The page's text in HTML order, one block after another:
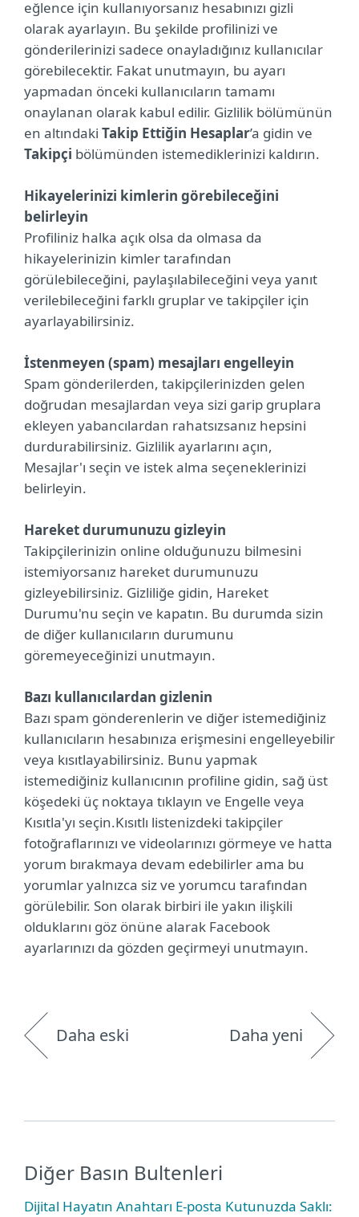
eğlence için kullanıyorsanız hesabınızı gizli
olarak ayarlayın. Bu şekilde profilinizi ve
gönderilerinizi sadece onayladığınız kullanıcılar
görebilecektir. Fakat unutmayın, bu ayarı
yapmadan önceki kullanıcıların tamamı
onaylanan olarak kabul edilir. Gizlilik bölümünün
en altındaki Takip Ettiğin Hesaplar’a gidin ve
Takipçi bölümünden istemediklerinizi kaldırın.
Hikayelerinizi kimlerin görebileceğini
belirleyin
Profiliniz halka açık olsa da olmasa da
hikayelerinizin kimler tarafından
görülebileceğini, paylaşılabileceğini veya yanıt
verilebileceğini farklı gruplar ve takipçiler için
ayarlayabilirsiniz.
İstenmeyen (spam) mesajları engelleyin
Spam gönderilerden, takipçilerinizden gelen
doğrudan mesajlardan veya sizi garip gruplara
ekleyen yabancılardan rahatsızsanız hepsini
durdurabilirsiniz. Gizlilik ayarlarını açın,
Mesajlar'ı seçin ve istek alma seçeneklerinizi
belirleyin.
Hareket durumunuzu gizleyin
Takipçilerinizin online olduğunuzu bilmesini
istemiyorsanız hareket durumunuzu
gizleyebilirsiniz. Gizliliğe gidin, Hareket
Durumu'nu seçin ve kapatın. Bu durumda sizin
de diğer kullanıcıların durumunu
göremeyeceğinizi unutmayın.
Bazı kullanıcılardan gizlenin
Bazı spam gönderenlerin ve diğer istemediğiniz
kullanıcıların hesabınıza erişmesini engelleyebilir
veya kısıtlayabilirsiniz. Bunu yapmak
istemediğiniz kullanıcının profiline gidin, sağ üst
köşedeki üç noktaya tıklayın ve Engelle veya
Kısıtla'yı seçin.Kısıtlı listenizdeki takipçiler
fotoğraflarınızı ve videolarınızı görmeye ve hatta
yorum bırakmaya devam edebilirler ama bu
yorumlar yalnızca siz ve yorumcu tarafından
görülebilir. Son olarak birbiri ile yakın ilişkili
olduklarını göz önüne alarak Facebook
ayarlarınızı da gözden geçirmeyi unutmayın.
Daha eski Daha yeni
Diğer Basın Bultenleri
Dijital Hayatın Anahtarı E-posta Kutunuzda Saklı: